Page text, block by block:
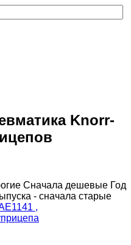
Knorr-
Сначала дешевые Год
- сначала старые